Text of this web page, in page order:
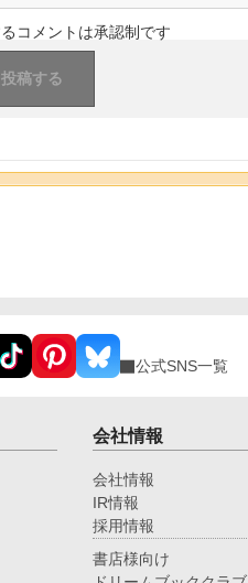
コメントは承認制です
公式SNS一覧
会社情報
会社情報
IR情報
採用情報
書店様向け